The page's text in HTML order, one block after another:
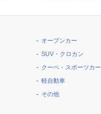
オープンカー
SUV・クロカン
クーペ・スポーツカー
軽自動車
その他